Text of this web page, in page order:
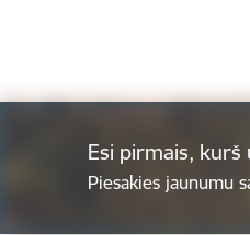
Esi pirmais, kurš
Piesakies jaunumu